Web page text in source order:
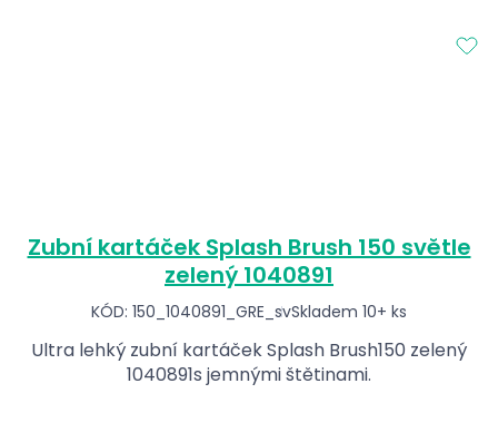
Zubní kartáček Splash Brush 150 světle
zelený 1040891
KÓD: 150_1040891_GRE_svSkladem 10+ ks
Ultra lehký zubní kartáček Splash Brush150 zelený
1040891s jemnými štětinami.